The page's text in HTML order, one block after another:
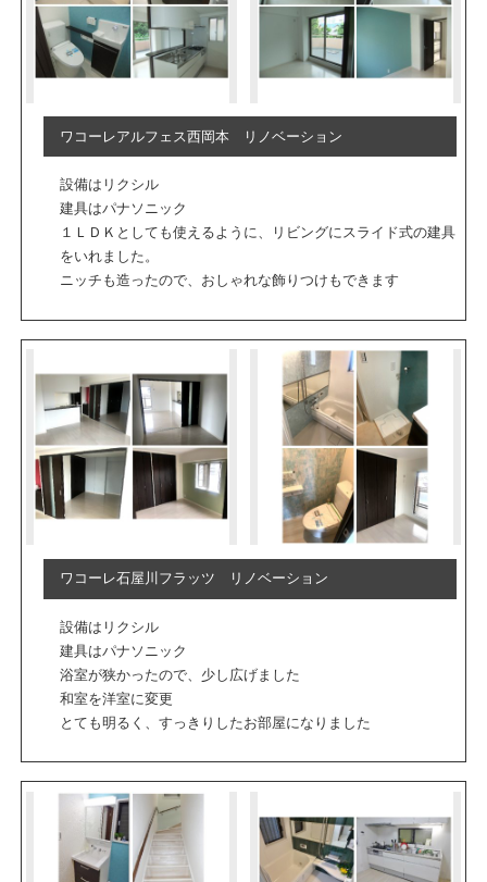
ワコーレアルフェス西岡本 リノベーション
設備はリクシル
建具はパナソニック
１ＬＤＫとしても使えるように、リビングにスライド式の建具
をいれました。
ニッチも造ったので、おしゃれな飾りつけもできます
ワコーレ石屋川フラッツ リノベーション
設備はリクシル
建具はパナソニック
浴室が狭かったので、少し広げました
和室を洋室に変更
とても明るく、すっきりしたお部屋になりました